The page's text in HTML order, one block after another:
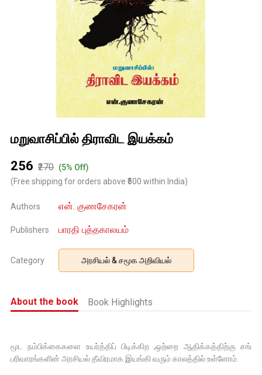
மறுவாசிப்பில் திராவிட இயக்கம்
₹256 ₹270 (5% Off)
(Free shipping for orders above ₹500 within India)
Authors என். குணசேகரன்
Publishers பாரதி புத்தகாலயம்
Category அரசியல் & சமூக அறிவியல்
About the book Book Highlights
மூட நம்பிக்கைகளை உயர்த்திப் பிடிக்கிற ,ஒற்றை ஆதிக்கத்திற்கு சங்
பரிவாரங்களின் அரசியல் தீவிரமாக இயங்கி வரும் காலத்தில் உள்ளோம்.